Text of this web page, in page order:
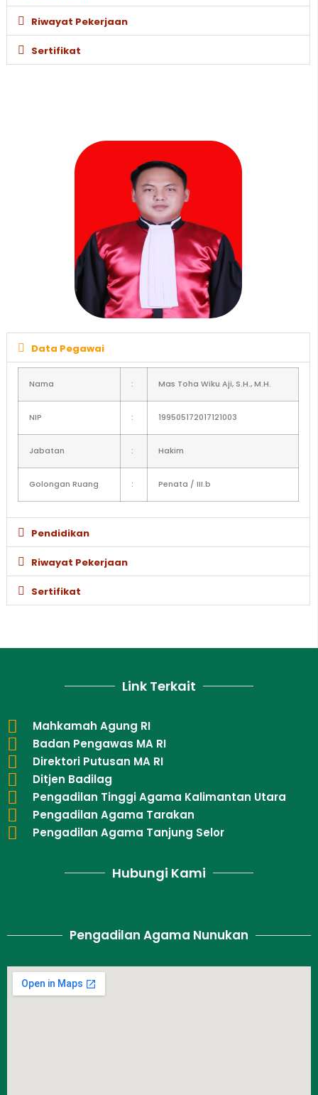
Riwayat Pekerjaan
Sertifikat
Data Pegawai
Nama : Mas Toha Wiku Aji, S.H., M.H.
NIP : 199505172017121003
Jabatan : Hakim
Golongan Ruang : Penata / III.b
Pendidikan
Riwayat Pekerjaan
Sertifikat
Link Terkait
Mahkamah Agung RI
Badan Pengawas MA RI
Direktori Putusan MA RI
Ditjen Badilag
Pengadilan Tinggi Agama Kalimantan Utara
Pengadilan Agama Tarakan
Pengadilan Agama Tanjung Selor
Hubungi Kami
Pengadilan Agama Nunukan